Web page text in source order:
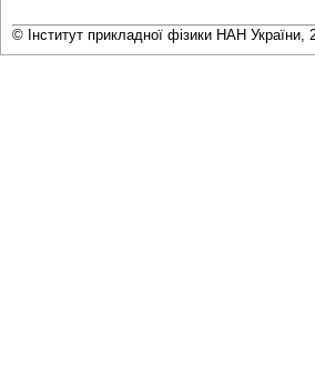
© Інститут прикладної фізики НАН України,